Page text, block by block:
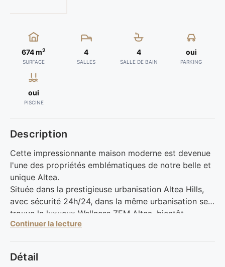
674 m2
SURFACE
4
SALLES
4
SALLE DE BAIN
oui
PARKING
oui
PISCINE
Description
Cette impressionnante maison moderne est devenue
l'une des propriétés emblématiques de notre belle et
unique Altea.
Située dans la prestigieuse urbanisation Altea Hills,
avec sécurité 24h/24, dans la même urbanisation se
trouve le luxueux Wellness ZEM Altea, bientôt
construit, cette propriété se distingue par son design
Construit selon les normes de qualité les plus
Continuer la lecture
Détail